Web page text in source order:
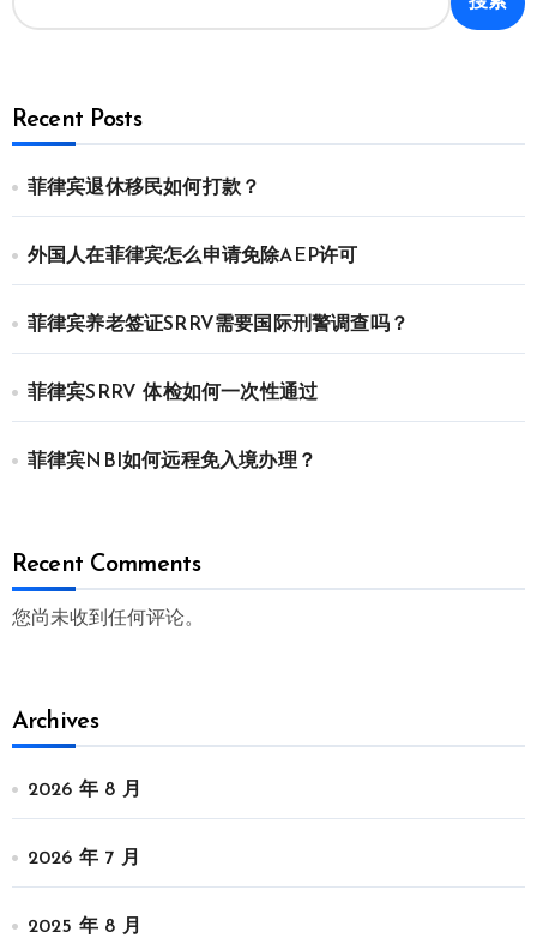
Recent Posts
菲律宾退休移民如何打款？
外国人在菲律宾怎么申请免除AEP许可
菲律宾养老签证SRRV需要国际刑警调查吗？
菲律宾SRRV 体检如何一次性通过
菲律宾NBI如何远程免入境办理？
Recent Comments
您尚未收到任何评论。
Archives
2026 年 8 月
2026 年 7 月
2025 年 8 月